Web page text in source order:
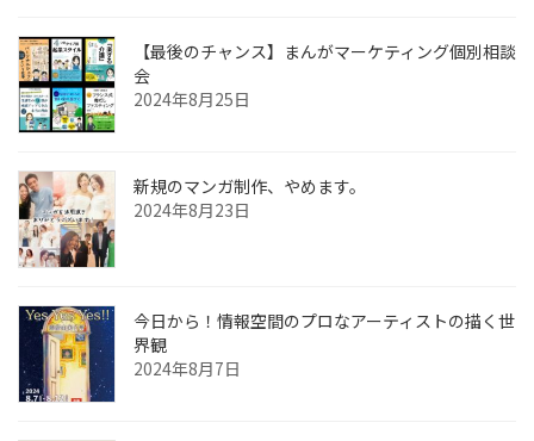
【最後のチャンス】まんがマーケティング個別相談
会
2024年8月25日
新規のマンガ制作、やめます。
2024年8月23日
今日から！情報空間のプロなアーティストの描く世
界観
2024年8月7日